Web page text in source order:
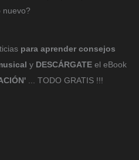
nuevo?
para aprender consejos
y DESCÁRGATEel eBook
... TODO GRATIS !!!